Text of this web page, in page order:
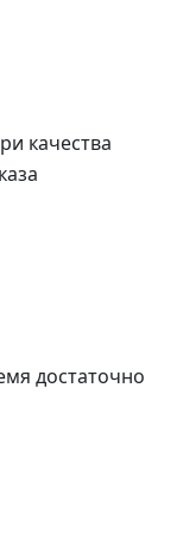
качества
достаточно